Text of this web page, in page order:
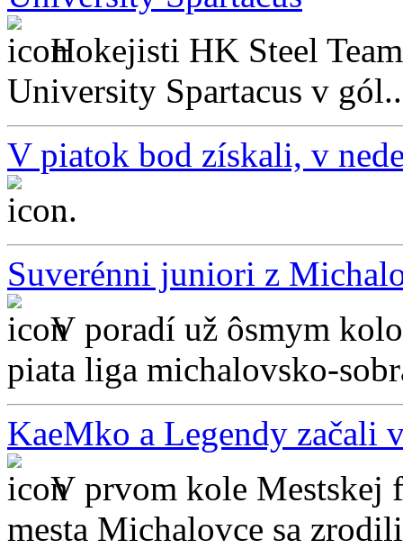
Hokejisti HK Steel
University Spartacus v
V piatok bod získali, v
...
Suverénni juniori z
V poradí už ôsmym
piata liga michalovsko-
KaeMko a Legendy začali
V prvom kole Mestskej
mesta Michalovce sa